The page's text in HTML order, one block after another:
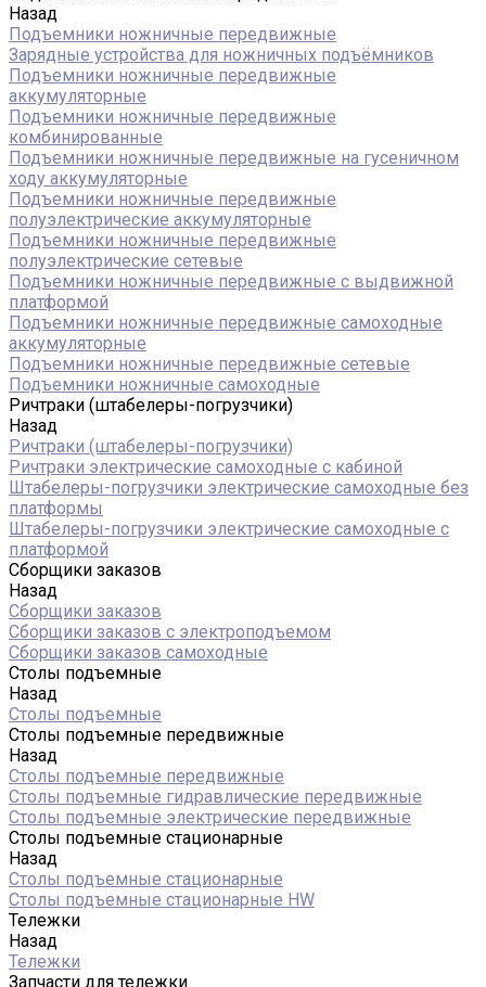
Назад
Подъемники ножничные передвижные
Зарядные устройства для ножничных подъёмников
Подъемники ножничные передвижные
аккумуляторные
Подъемники ножничные передвижные
комбинированные
Подъемники ножничные передвижные на гусеничном
ходу аккумуляторные
Подъемники ножничные передвижные
полуэлектрические аккумуляторные
Подъемники ножничные передвижные
полуэлектрические сетевые
Подъемники ножничные передвижные с выдвижной
платформой
Подъемники ножничные передвижные самоходные
аккумуляторные
Подъемники ножничные передвижные сетевые
Подъемники ножничные самоходные
Ричтраки (штабелеры-погрузчики)
Назад
Ричтраки (штабелеры-погрузчики)
Ричтраки электрические самоходные с кабиной
Штабелеры-погрузчики электрические самоходные без
платформы
Штабелеры-погрузчики электрические самоходные с
платформой
Сборщики заказов
Назад
Сборщики заказов
Сборщики заказов с электроподъемом
Сборщики заказов самоходные
Столы подъемные
Назад
Столы подъемные
Столы подъемные передвижные
Назад
Столы подъемные передвижные
Столы подъемные гидравлические передвижные
Столы подъемные электрические передвижные
Столы подъемные стационарные
Назад
Столы подъемные стационарные
Столы подъемные стационарные HW
Тележки
Назад
Тележки
Запчасти для тележки